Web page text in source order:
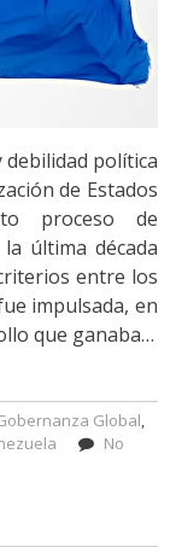
política
de Estados
proceso de
última década
entre los
impulsada, en
que ganaba…
Global,
No